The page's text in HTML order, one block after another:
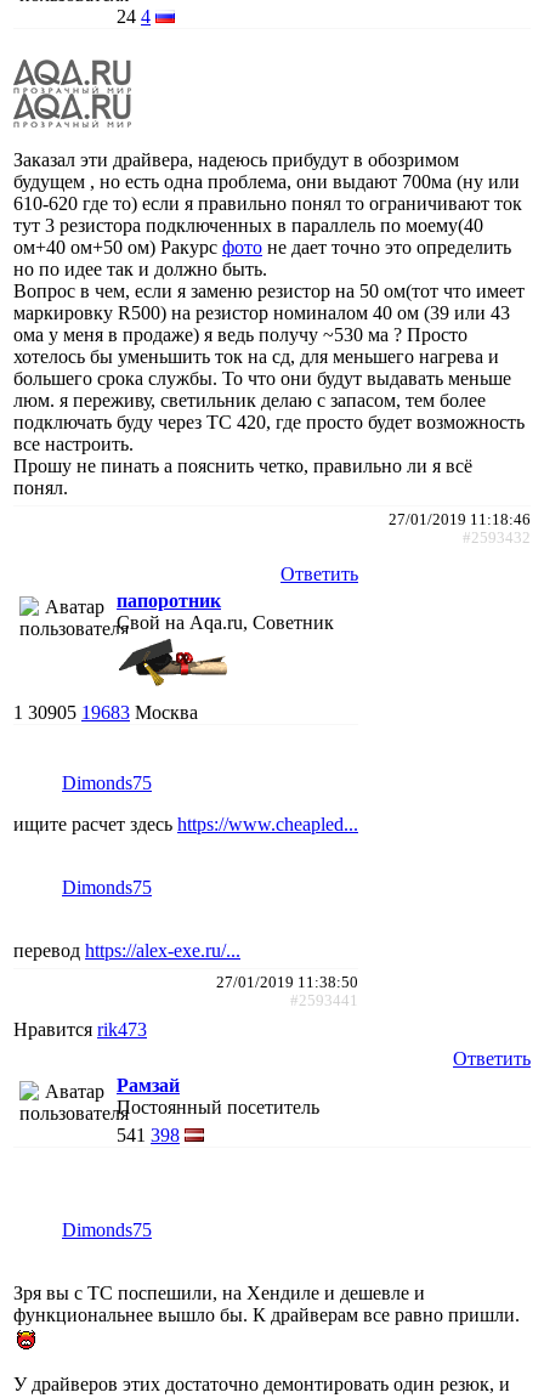
24 4
Заказал эти драйвера, надеюсь прибудут в обозримом
будущем , но есть одна проблема, они выдают 700ма (ну или
610-620 где то) если я правильно понял то ограничивают ток
тут 3 резистора подключенных в параллель по моему(40
ом+40 ом+50 ом) Ракурс фото не дает точно это определить
но по идее так и должно быть.
Вопрос в чем, если я заменю резистор на 50 ом(тот что имеет
маркировку R500) на резистор номиналом 40 ом (39 или 43
ома у меня в продаже) я ведь получу ~530 ма ? Просто
хотелось бы уменьшить ток на сд, для меньшего нагрева и
большего срока службы. То что они будут выдавать меньше
люм. я переживу, светильник делаю с запасом, тем более
подключать буду через TC 420, где просто будет возможность
все настроить.
Прошу не пинать а пояснить четко, правильно ли я всё
понял.
27/01/2019 11:18:46
#2593432
Ответить
папоротник
Свой на Aqa.ru, Советник
1 30905 19683 Москва
Dimonds75
ищите расчет здесь https://www.cheapled...
Dimonds75
перевод https://alex-exe.ru/...
27/01/2019 11:38:50
#2593441
Нравится rik473
Ответить
Рамзай
Постоянный посетитель
541 398
Dimonds75
Зря вы с ТС поспешили, на Хендиле и дешевле и
функциональнее вышло бы. К драйверам все равно пришли.
У драйверов этих достаточно демонтировать один резюк, и